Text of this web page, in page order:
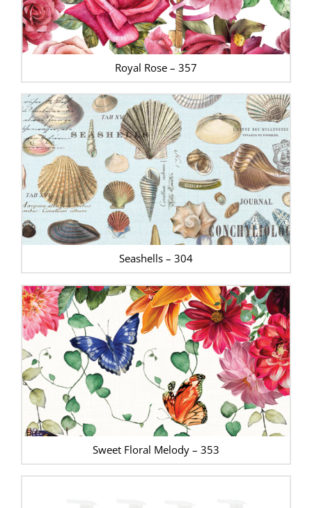
Royal Rose – 357
Seashells – 304
Sweet Floral Melody – 353